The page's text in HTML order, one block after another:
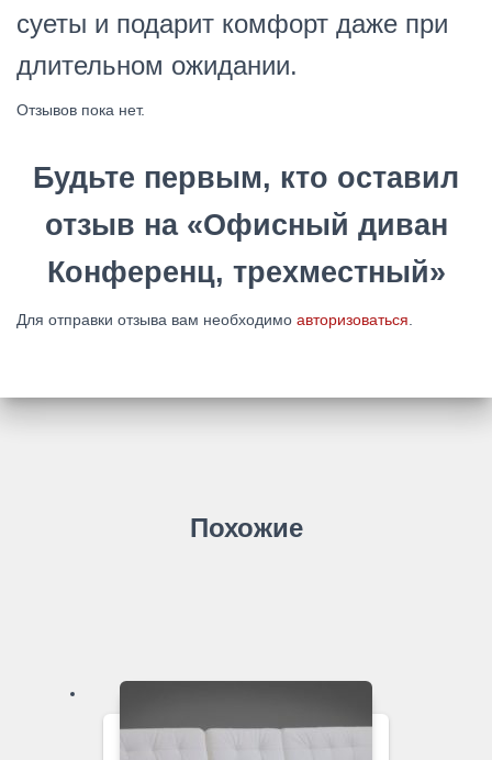
суеты и подарит комфорт даже при
длительном ожидании.
Отзывов пока нет.
Будьте первым, кто оставил
отзыв на «Офисный диван
Конференц, трехместный»
Для отправки отзыва вам необходимо авторизоваться
Похожие